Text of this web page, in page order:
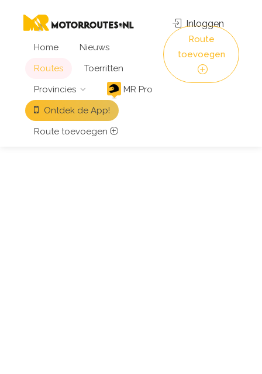
Home
Nieuws
Routes
Toerritten
Provincies
MR Pro
Ontdek de App!
Route toevoegen
Inloggen
Route
toevoegen